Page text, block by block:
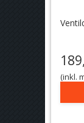
(inkl.